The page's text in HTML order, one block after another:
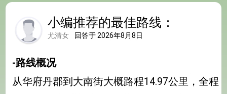
小编推荐的最佳路线：
尤清女 回答于 2026年8月8日
-路线概况
从华府丹郡到大南街大概路程14.97公里，全程